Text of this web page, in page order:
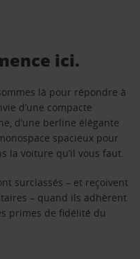
ici.
là pour répondre à
d’une compacte
d’une berline élégante
spacieux pour
la voiture qu’il vous faut.
surclassés – et reçoivent
– quand ils adhèrent
primes de fidélité du